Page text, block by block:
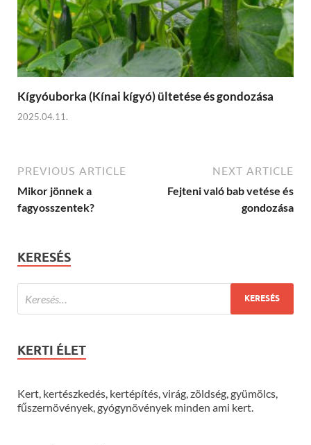
Kígyóuborka (Kínai kígyó) ültetése és gondozása
2025.04.11.
PREVIOUS ARTICLE
Mikor jönnek a
fagyosszentek?
NEXT ARTICLE
Fejteni való bab vetése és
gondozása
KERESÉS
KERTI ÉLET
Kert, kertészkedés, kertépítés, virág, zöldség, gyümölcs,
fűszernövények, gyógynövények minden ami kert.